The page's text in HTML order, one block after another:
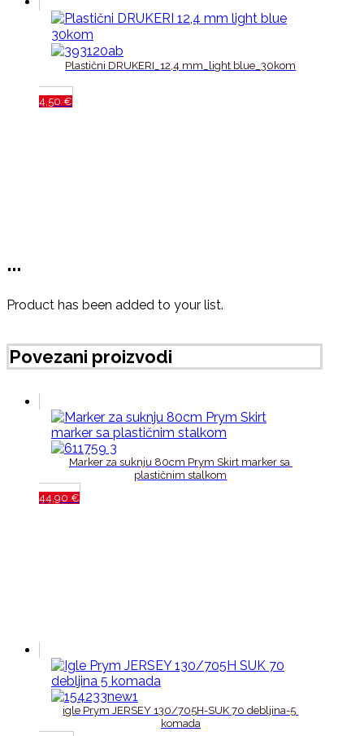
Plastični DRUKERI_12,4 mm_light blue_30kom
4,50 €
...
Product has been added to your list.
Povezani proizvodi
Marker za suknju 80cm Prym Skirt marker sa
plastičnim stalkom
44,90 €
igle Prym JERSEY 130/705H-SUK 70 debljina-5
komada